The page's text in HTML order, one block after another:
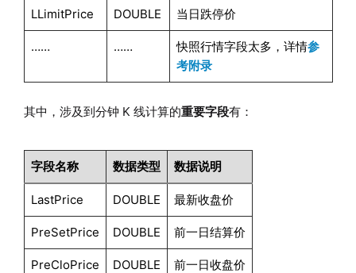
LLimitPrice DOUBLE 当日跌停价
…… …… 快照行情字段太多，详情参
考附录
其中，涉及到分钟 K 线计算的重要字段有：
字段名称 数据类型 数据说明
LastPrice DOUBLE 最新收盘价
PreSetPrice DOUBLE 前一日结算价
PreCloPrice DOUBLE 前一日收盘价